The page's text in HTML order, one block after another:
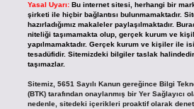
Yasal Uyarı: Bu internet sitesi, herhangi bir
şirketi ile hiçbir bağlantısı bulunmamaktadır.
hazırladığımız makaleler paylaşılmaktadır.
niteliği taşımamakta olup, gerçek kurum ve
yapılmamaktadır. Gerçek kurum ve kişiler ile
tesadüfidir. Sitemizdeki bilgiler taslak
taşımazlar.
Sitemiz, 5651 Sayılı Kanun gereğince Bilgi
(BTK) tarafından onaylanmış bir Yer Sağlayıcı
nedenle, sitedeki içerikleri proaktif olarak